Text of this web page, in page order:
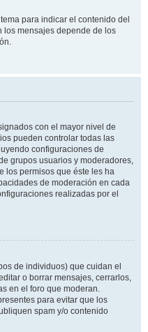
para indicar el contenido del
los mensajes depende de los
con el mayor nivel de
pueden controlar todas las
configuraciones de
grupos usuarios y moderadores,
los permisos que éste les ha
de moderación en cada
realizadas por el
de individuos) que cuidan el
o borrar mensajes, cerrarlos,
en el foro que moderan.
para evitar que los
spam y/o contenido